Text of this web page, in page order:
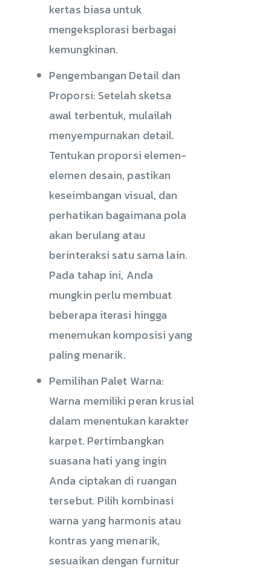
kertas biasa untuk
mengeksplorasi berbagai
kemungkinan.
Pengembangan Detail dan
Proporsi: Setelah sketsa
awal terbentuk, mulailah
menyempurnakan detail.
Tentukan proporsi elemen-
elemen desain, pastikan
keseimbangan visual, dan
perhatikan bagaimana pola
akan berulang atau
berinteraksi satu sama lain.
Pada tahap ini, Anda
mungkin perlu membuat
beberapa iterasi hingga
menemukan komposisi yang
paling menarik.
Pemilihan Palet Warna:
Warna memiliki peran krusial
dalam menentukan karakter
karpet. Pertimbangkan
suasana hati yang ingin
Anda ciptakan di ruangan
tersebut. Pilih kombinasi
warna yang harmonis atau
kontras yang menarik,
sesuaikan dengan furnitur